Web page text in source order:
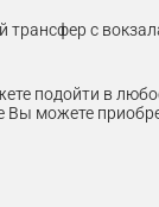
с
подойти в
Вы можете